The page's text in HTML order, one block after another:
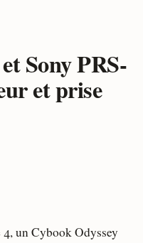
Sony PRS-
et prise
un Cybook Odyssey